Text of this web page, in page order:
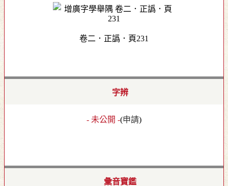
卷二．正譌．頁231
字辨
- 未公開 -(申請)
彙音寶鑑